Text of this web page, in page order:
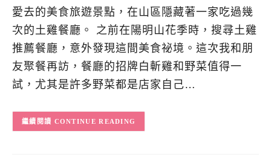
愛去的美食旅遊景點，在山區隱藏著一家吃過幾
次的土雞餐廳。 之前在陽明山花季時，搜尋土雞
推薦餐廳，意外發現這間美食祕境。這次我和朋
友聚餐再訪，餐廳的招牌白斬雞和野菜值得一
試，尤其是許多野菜都是店家自己…
CONTINUE READING